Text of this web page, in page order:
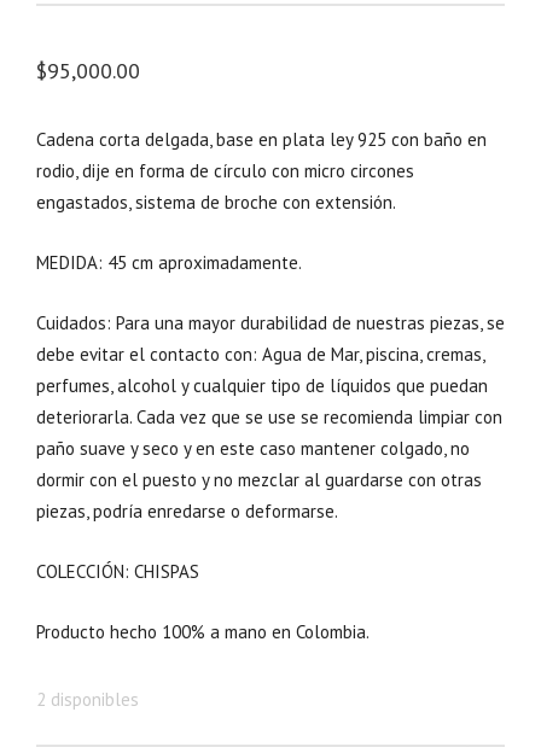
$95,000.00
Cadena corta delgada, base en plata ley 925 con baño en
rodio, dije en forma de círculo con micro circones
engastados, sistema de broche con extensión.
MEDIDA: 45 cm aproximadamente.
Cuidados: Para una mayor durabilidad de nuestras piezas, se
debe evitar el contacto con: Agua de Mar, piscina, cremas,
perfumes, alcohol y cualquier tipo de líquidos que puedan
deteriorarla. Cada vez que se use se recomienda limpiar con
paño suave y seco y en este caso mantener colgado, no
dormir con el puesto y no mezclar al guardarse con otras
piezas, podría enredarse o deformarse.
COLECCIÓN: CHISPAS
Producto hecho 100% a mano en Colombia.
2 disponibles